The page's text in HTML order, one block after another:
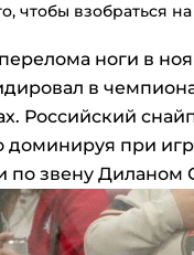
чтобы взобраться
ноги в
в
Российский
доминируя при
по звену Диланом